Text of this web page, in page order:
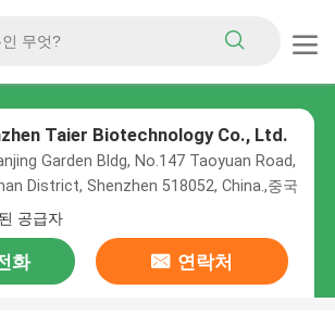
Taier Biotechnology Co., Ltd.
Garden Bldg, No.147 Taoyuan Road,
District, Shenzhen 518052, China.,중국
공급자
화 연락처